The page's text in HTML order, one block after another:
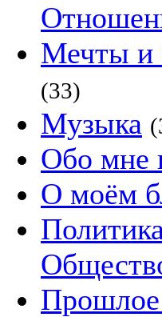
Мечты и
(33)
Музыка
Обо мне
О моём